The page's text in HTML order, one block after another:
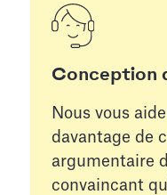
Conception
Nous vous
davantage de
argumentaire
convaincant